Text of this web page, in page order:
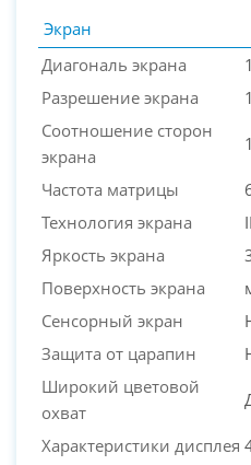
Экран
Диагональ экрана
Разрешение экрана
Соотношение сторон
экрана
Частота матрицы
Технология экрана
Яркость экрана
Поверхность экрана
Сенсорный экран
Защита от царапин
Широкий цветовой
охват
Характеристики дисплея